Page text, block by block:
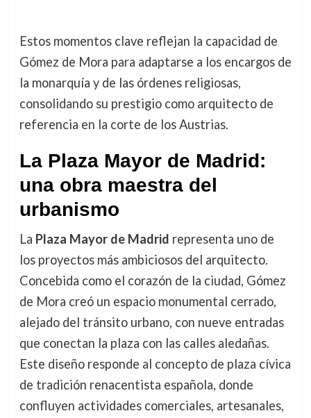
Estos momentos clave reflejan la capacidad de
Gómez de Mora para adaptarse a los encargos de
la monarquía y de las órdenes religiosas,
consolidando su prestigio como arquitecto de
referencia en la corte de los Austrias.
La Plaza Mayor de Madrid:
una obra maestra del
urbanismo
La Plaza Mayor de Madrid representa uno de
los proyectos más ambiciosos del arquitecto.
Concebida como el corazón de la ciudad, Gómez
de Mora creó un espacio monumental cerrado,
alejado del tránsito urbano, con nueve entradas
que conectan la plaza con las calles aledañas.
Este diseño responde al concepto de plaza cívica
de tradición renacentista española, donde
confluyen actividades comerciales, artesanales,